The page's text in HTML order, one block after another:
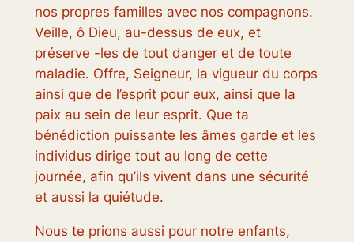
nos propres familles avec nos compagnons.
Veille, ô Dieu, au-dessus de eux, et
préserve -les de tout danger et de toute
maladie. Offre, Seigneur, la vigueur du corps
ainsi que de l’esprit pour eux, ainsi que la
paix au sein de leur esprit. Que ta
bénédiction puissante les âmes garde et les
individus dirige tout au long de cette
journée, afin qu’ils vivent dans une sécurité
et aussi la quiétude.
Nous te prions aussi pour notre enfants,